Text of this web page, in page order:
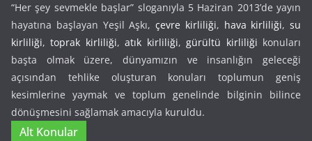
“Her şey sevmekle başlar” sloganıyla 5 Haziran 2013’de yayın
hayatına başlayan Yeşil Aşkı, çevre kirliliği, hava kirliliği, su
kirliliği,toprak kirliliği,atık kirliliği,gürültü kirliliği konuları
başta olmak üzere, dünyamızın ve insanlığın geleceği
açısından tehlike oluşturan konuları toplumun geniş
kesimlerine yaymak ve toplum genelinde bilginin bilince
dönüşmesini sağlamak amacıyla kuruldu.
Alt Konular